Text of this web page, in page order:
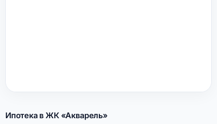
Ипотека в ЖК «Акварель»